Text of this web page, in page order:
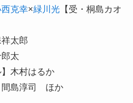
克幸×緑川光【受・桐島カオ
祥太郎
郎太
】木村はるか
間島淳司 ほか